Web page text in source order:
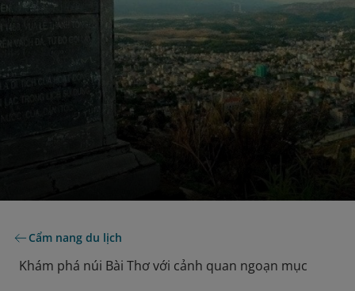
Cẩm nang du lịch
Khám phá núi Bài Thơ với cảnh quan ngoạn mục